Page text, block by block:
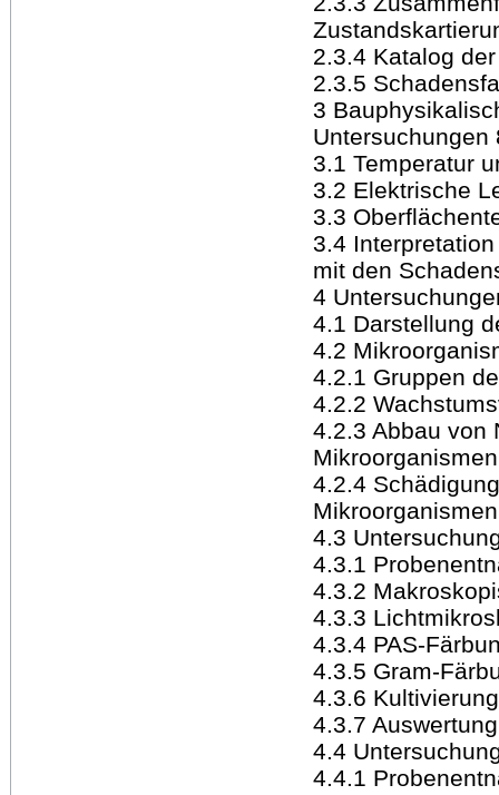
2.3.4 Katalog
2.3.5
3
Untersuchungen
3.1 Temperatur
3.2 Elektrische
3.3
3.4
mit den
4
4.1 Darstellung
4.2
4.2.1 Gruppen
4.2.2
4.2.3 Abbau von
4.2.4
4.3
4.3.1
4.3.2
4.3.3
4.3.4 PAS-
4.3.5 Gram-
4.3.6
4.3.7
4.4
4.4.1